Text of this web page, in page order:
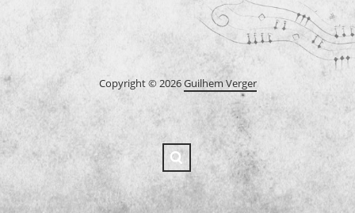
Copyright © 2026Guilhem Verger